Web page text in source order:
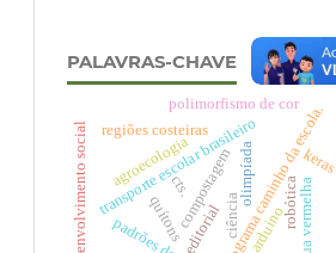
PALAVRAS-CHAVE
editorial
olimpíada
transporte escolar brasileiroprograma caminho da escola.
polimorfismo de cor
quítons
regiões costeiras
robótica
keras
desenvolvimento social cts. Água vermelha
agroecologiacompostagem
ciência arduino